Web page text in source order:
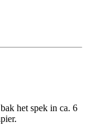
het spek in ca. 6